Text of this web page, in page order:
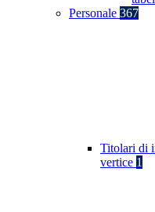
Personale 367
Titolari di
vertice 1